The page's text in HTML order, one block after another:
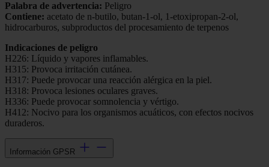
Palabra de advertencia: Peligro
Contiene: acetato de n-butilo, butan-1-ol, 1-etoxipropan-2-ol,
hidrocarburos, subproductos del procesamiento de terpenos
Indicaciones de peligro
H226: Líquido y vapores inflamables.
H315: Provoca irritación cutánea.
H317: Puede provocar una reacción alérgica en la piel.
H318: Provoca lesiones oculares graves.
H336: Puede provocar somnolencia y vértigo.
H412: Nocivo para los organismos acuáticos, con efectos nocivos
duraderos.
Información GPSR